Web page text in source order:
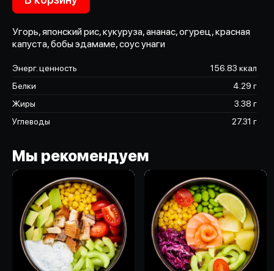
Угорь, японский рис, кукуруза, ананас, огурец, красная
капуста, бобы эдамаме, соус унаги
Энерг. ценность
156.83 ккал
Белки
4.29 г
Жиры
3.38 г
Углеводы
27.31 г
Мы рекомендуем